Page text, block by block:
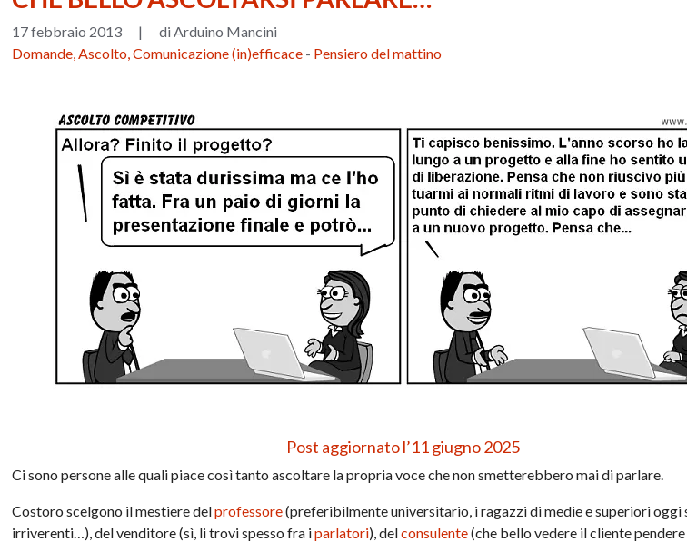
17 febbraio 2013 |
di Arduino Mancini
Domande, Ascolto, Comunicazione (in)efficace - Pensiero del mattino
Post aggiornato l’11 giugno 2025
Ci sono persone alle quali piace così tanto ascoltare la propria voce che non smetterebbero mai di parlare.
Costoro scelgono il mestiere delprofessore(preferibilmente universitario, i ragazzi di medie e superiori oggi
irriverenti…), del venditore (sì, li trovi spesso fra iparlatori), delconsulente(che bello vedere il cliente